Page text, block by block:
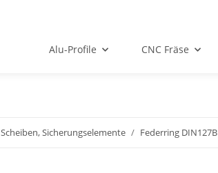
Alu-Profile CNC Fräse
Scheiben, Sicherungselemente Federring DIN127B